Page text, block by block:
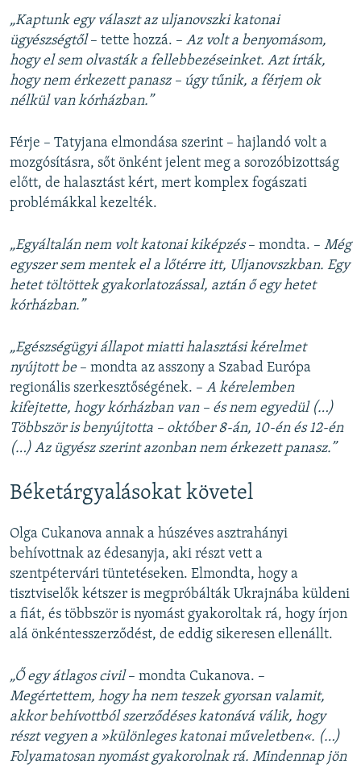
„Kaptunk egy választ az uljanovszki katonai
ügyészségtől– tette hozzá. – Az volt a benyomásom,
hogy el sem olvasták a fellebbezéseinket. Azt írták,
hogy nem érkezett panasz – úgy tűnik, a férjem ok
nélkül van kórházban.”
Férje – Tatyjana elmondása szerint – hajlandó volt a
mozgósításra, sőt önként jelent meg a sorozóbizottság
előtt, de halasztást kért, mert komplex fogászati
problémákkal kezelték.
„Egyáltalán nem volt katonai kiképzés– mondta. – Még
egyszer sem mentek el a lőtérre itt, Uljanovszkban. Egy
hetet töltöttek gyakorlatozással, aztán ő egy hetet
kórházban.”
„Egészségügyi állapot miatti halasztási kérelmet
nyújtott be– mondta az asszony a Szabad Európa
regionális szerkesztőségének. – A kérelemben
kifejtette, hogy kórházban van – és nem egyedül (…)
Többször is benyújtotta – október 8-án, 10-én és 12-én
(…) Az ügyész szerint azonban nem érkezett panasz.”
Béketárgyalásokat követel
Olga Cukanova annak a húszéves asztrahányi
behívottnak az édesanyja, aki részt vett a
szentpétervári tüntetéseken. Elmondta, hogy a
tisztviselők kétszer is megpróbálták Ukrajnába küldeni
a fiát, és többször is nyomást gyakoroltak rá, hogy írjon
alá önkéntesszerződést, de eddig sikeresen ellenállt.
„Ő egy átlagos civil– mondta Cukanova. –
Megértettem, hogy ha nem teszek gyorsan valamit,
akkor behívottból szerződéses katonává válik, hogy
részt vegyen a »különleges katonai műveletben«. (…)
Folyamatosan nyomást gyakorolnak rá. Mindennap jön